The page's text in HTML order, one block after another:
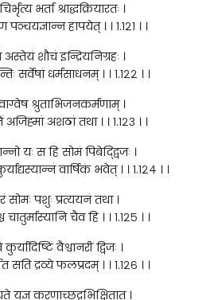
भर्ता श्राद्धक्रियारतः ।
हापयेत् । । १.१२१ । ।
शौचं इन्द्रियनिग्रहः ।
सर्वेषां धर्मसाधनम् । । १.१२२ । ।
श्रुताभिजनकर्मणाम् ।
अशठां तथा । । १.१२३ । ।
यः स हि सोमं पिबेद्द्विजः ।
वार्षिकं भवेत् । । १.१२४ । ।
सोमः पशुः प्रत्ययनं तथा ।
चातुर्मास्यानि चैव हि । । १.१२५ । ।
वैश्वानरीं द्विजः ।
द्रव्ये फलप्रदम् । । १.१२६ । ।
यज्ञ करणाच्छूद्रभिक्षितात् ।